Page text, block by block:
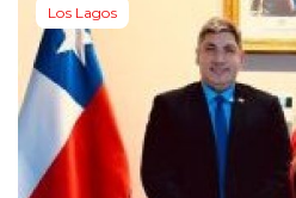
Los Lagos